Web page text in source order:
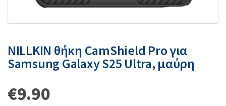
NILLKIN θήκη CamShield Pro για
Samsung Galaxy S25 Ultra, μαύρη
€9.90